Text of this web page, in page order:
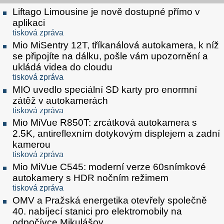
Liftago Limousine je nově dostupné přímo v
aplikaci
tisková zpráva
Mio MiSentry 12T, tříkanálová autokamera, k níž
se připojíte na dálku, pošle vám upozornění a
ukládá videa do cloudu
tisková zpráva
MIO uvedlo speciální SD karty pro enormní
zátěž v autokamerách
tisková zpráva
Mio MiVue R850T: zrcátková autokamera s
2.5K, antireflexním dotykovým displejem a zadní
kamerou
tisková zpráva
Mio MiVue C545: moderní verze 60snímkové
autokamery s HDR nočním režimem
tisková zpráva
OMV a Pražská energetika otevřely společně
40. nabíjecí stanici pro elektromobily na